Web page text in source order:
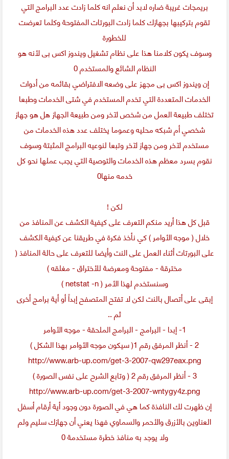
بريمجات غريبة ضاره لابد أن نعلم انه كلما زادت عدد البرامج التي
تقوم بتركيبها بجهازك كلما زادت البورتات المفتوحة وكلما تعرضت
للخطورة
وسوف يكون كلامنا هذا على نظام تشغيل ويندوز اكس بى لأنه هو
النظام الشائع والمستخدم 0
إن ويندوز اكس بى مجهز على وضعه الافتراضي بقائمه من أدوات
الخدمات المتعددة التي تخدم المستخدم في شتى الخدمات وطبعا
تختلف طبيعة العمل من شخص لآخر ومن طبيعة الجهاز هل هو جهاز
شخصي أم شبكه محليه وعموما يختلف عدد هذه الخدمات من
مستخدم لآخر ومن جهاز لآخر وتبعا لنوعيه البرامج المثبتة وسوف
نقوم بسرد معظم هذه الخدمات والتوصية التي يجب عملها نحو كل
خدمه منها0
لكن !
قبل كل هذا أريد منكم التعرف على كيفية الكشف عن المنافذ من
خلال ( موجه الأوامر ) كي نأخذ فكرة في طريقنا عن كيفية الكشف
على البورتات أثناء العمل على النت وأيضا للتعرف على حالة المنافذ (
مخترقة - مفتوحة ومعرضة للأختراق - مغلقه )
وسنستخدم لهذا الأمر ( netstat -n )
إبقى على أتصال بالنت لكن لا تفتح المتصفح إبداً أو أية برامج أخرى
ثم ..
1- إبدا - البرامج - البرامج الملحقة - موجه الأوامر
2 - أنظر المرفق رقم 1( سيكون موجه الأوامر بهذا الشكل )
http://www.arb-up.com/get-3-2007-qw297eax.png
3 - أنظر المرفق رقم 2 ( وتابع الشرح على نفس الصورة )
http://www.arb-up.com/get-3-2007-wntygy4z.png
إن ظهرت لك النافذة كما هي في الصورة دون وجود أية أرقام أسفل
العناوين بالأزرق والأحمر والسماوي فهذا يعني أن جهازك سليم ولم
ولا يوجد به منافذ خطرة مستخدمة 0